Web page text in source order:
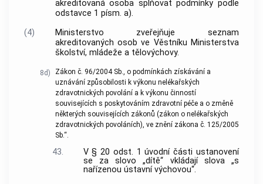
akreditovaná osoba splňovat podmínky podle
odstavce 1 písm. a).
(4)
Ministerstvo zveřejňuje seznam
akreditovaných osob ve Věstníku Ministerstva
školství, mládeže a tělovýchovy.
8d)
Zákon č. 96/2004 Sb., o podmínkách získávání a
uznávání způsobilosti k výkonu nelékařských
zdravotnických povolání a k výkonu činností
souvisejících s poskytováním zdravotní péče a o změně
některých souvisejících zákonů (zákon o nelékařských
zdravotnických povoláních), ve znění zákona č. 125/2005
Sb.“.
43.
V § 20 odst. 1 úvodní části ustanovení
se za slovo „dítě“ vkládají slova „s
nařízenou ústavní výchovou“.